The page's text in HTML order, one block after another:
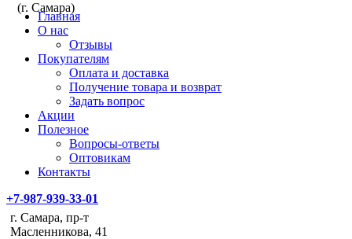
(г. Самара)
Главная
О нас
Отзывы
Покупателям
Оплата и доставка
Получение товара и возврат
Задать вопрос
Акции
Полезное
Вопросы-ответы
Оптовикам
Контакты
+7-987-939-33-01
г. Самара, пр-т
Масленникова, 41